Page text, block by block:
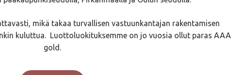
mikä takaa turvallisen vastuunkantajan rakentamisen
kuluttua. Luottoluokituksemme on jo vuosia ollut paras AAA
gold.